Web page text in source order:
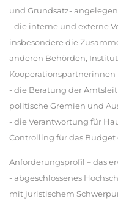
und Grundsatz-
- die interne und externe
insbesondere die
anderen Behörden,
- die Beratung der
politische Gremien und
- die Verantwortung für
Controlling für das Budget
Anforderungsprofil – das
- abgeschlossenes
mit juristischem